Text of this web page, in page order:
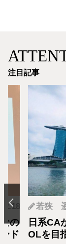
注目記事
の
ド
若狭
日系CA
OLを目